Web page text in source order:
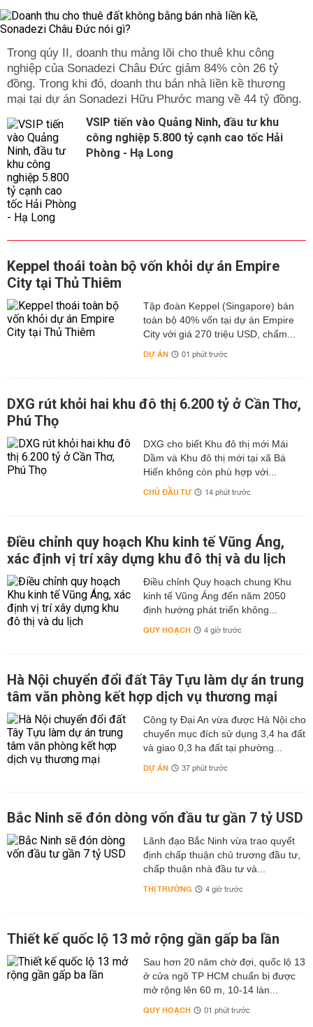
Trong qúy II, doanh thu mảng lõi cho thuê khu công
nghiệp của Sonadezi Châu Đức giảm 84% còn 26 tỷ
đồng. Trong khi đó, doanh thu bán nhà liền kề thương
mại tại dự án Sonadezi Hữu Phước mang về 44 tỷ đồng.
VSIP tiến vào Quảng Ninh, đầu tư khu
công nghiệp 5.800 tỷ cạnh cao tốc Hải
Phòng - Hạ Long
Keppel thoái toàn bộ vốn khỏi dự án Empire
City tại Thủ Thiêm
Tập đoàn Keppel (Singapore) bán
toàn bộ 40% vốn tại dự án Empire
City với giá 270 triệu USD, chấm...
DỰ ÁN 01 phút trước
DXG rút khỏi hai khu đô thị 6.200 tỷ ở Cần Thơ,
Phú Thọ
DXG cho biết Khu đô thị mới Mái
Dầm và Khu đô thị mới tại xã Bá
Hiến không còn phù hợp với...
CHỦ ĐẦU TƯ 14 phút trước
Điều chỉnh quy hoạch Khu kinh tế Vũng Áng,
xác định vị trí xây dựng khu đô thị và du lịch
Điều chỉnh Quy hoạch chung Khu
kinh tế Vũng Áng đến năm 2050
định hướng phát triển không...
QUY HOẠCH 4 giờ trước
Hà Nội chuyển đổi đất Tây Tựu làm dự án trung
tâm văn phòng kết hợp dịch vụ thương mại
Công ty Đại An vừa được Hà Nội cho
chuyển mục đích sử dụng 3,4 ha đất
và giao 0,3 ha đất tại phường...
DỰ ÁN 37 phút trước
Bắc Ninh sẽ đón dòng vốn đầu tư gần 7 tỷ USD
Lãnh đạo Bắc Ninh vừa trao quyết
định chấp thuận chủ trương đầu tư,
chấp thuận nhà đầu tư và...
THỊ TRƯỜNG 4 giờ trước
Thiết kế quốc lộ 13 mở rộng gần gấp ba lần
Sau hơn 20 năm chờ đợi, quốc lộ 13
ở cửa ngõ TP HCM chuẩn bị được
mở rộng lên 60 m, 10-14 làn...
QUY HOẠCH 01 phút trước